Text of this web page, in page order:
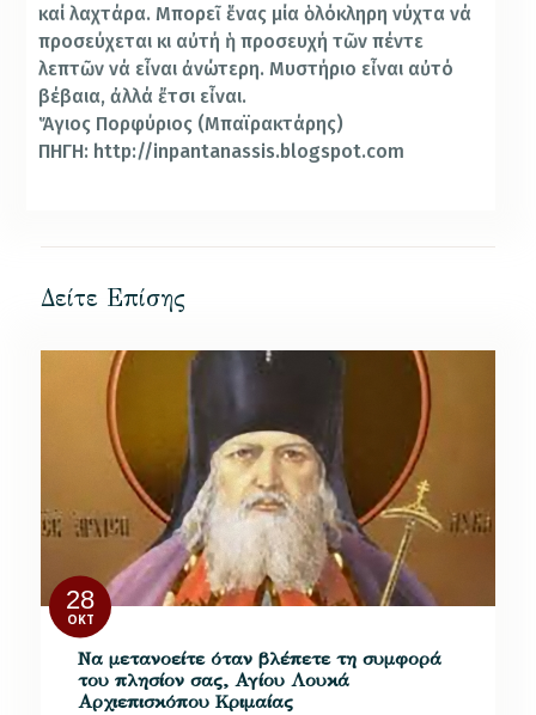
καί λαχτάρα. Μπορεῖ ἕνας μία ὁλόκληρη νύχτα νά
προσεύχεται κι αὐτή ἡ προσευχή τῶν πέντε
λεπτῶν νά εἶναι ἀνώτερη. Μυστήριο εἶναι αὐτό
βέβαια, ἀλλά ἔτσι εἶναι.
Ἅγιος Πορφύριος (Μπαϊρακτάρης)
ΠΗΓΗ: http://inpantanassis.blogspot.com
Δείτε Επίσης
28
ΟΚΤ
Να μετανοείτε όταν βλέπετε τη συμφορά
του πλησίον σας, Αγίου Λουκά
Αρχιεπισκόπου Κριμαίας